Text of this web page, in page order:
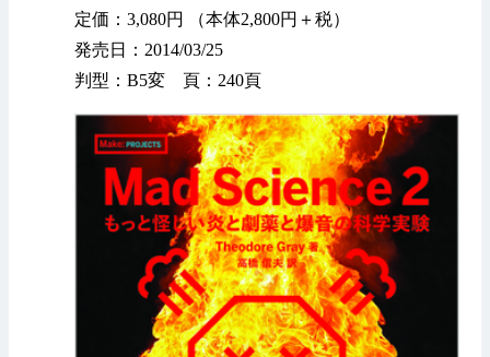
定価：3,080円 （本体2,800円＋税）
発売日：2014/03/25
判型：B5変 頁：240頁